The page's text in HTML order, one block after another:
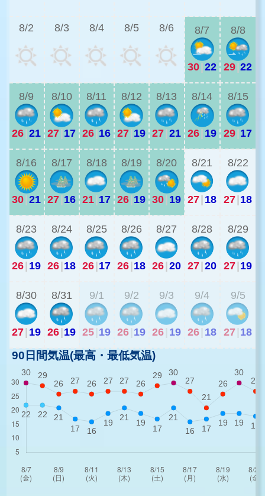
8/2 8/3 8/4 8/5 8/6 8/7
30 22
8/8
29 22
8/9
26 21
8/10
27 17
8/11
26 16
8/12
27 19
8/13
27 21
8/14
26 19
8/15
29 17
8/16
30 21
8/17
27 16
8/18
21 17
8/19
26 19
8/20
30 19
8/21
27 18
8/22
27 18
8/23
26 19
8/24
26 18
8/25
26 17
8/26
26 18
8/27
26 20
8/28
27 20
8/29
27 19
8/30
27 19
8/31
26 19
9/1
25 19
9/2
26 19
9/3
26 19
9/4
26 18
9/5
27 18
90日間気温(最高・最低気温)